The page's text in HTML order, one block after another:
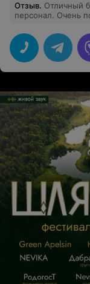
Отзыв. Отличный
персонал. Очень